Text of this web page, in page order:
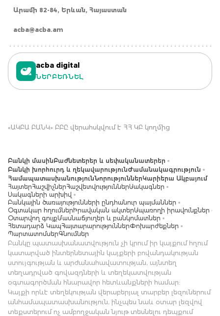
Արամի 82-84, Երևան, Հայաստան
acba@acba.am
acba digital
ՆԵՐԲԵՌՆԵԼ
«ԱԿԲԱ ԲԱՆԿ» ԲԲԸ վերահսկվում է ՀՀ ԿԲ կողմից
Բանկի մասինԲաժնետերեր և սեփականատերեր
Բանկի խորհուրդ և ղեկավարությունԺամանակագրություն
ՀամապատասխանությունՆորություններԿարիերա Ակբայում
ՀայտերՀաշվիչներՀաշվետվություններՍակագներ
Սակագների արխիվ
Բանկային ծառայությունների ընդհանուր պայմաններ
Օգտակար հղումներ Իրավական ակտերՍպառողի իրավունքներ
Օտարվող գույքՄասնաճյուղեր և բանկոմատներ
Հետադարձ ԿապՀայտարարություններՓոխարժեքներ
ՊարտատոմսերԳնումներ
Բանկը պատասխանատվություն չի կրում իր կայքում հղում
կատարված ինտերնետային կայքերի բովանդակության
ստույգության և արժանահավատության, այնտեղ
տեղադրված գովազդների և տեղեկատվության
օգտագործման հնարավոր հետևանքների համար:
Կայքի որևէ տեղեկության վերաբերյալ տարբեր լեզուներում
անհամապատասխանություն, ինչպես նաև օտար լեզվով
տեքստերում ոչ ամբողջական նյութ տեսնելու դեպքում